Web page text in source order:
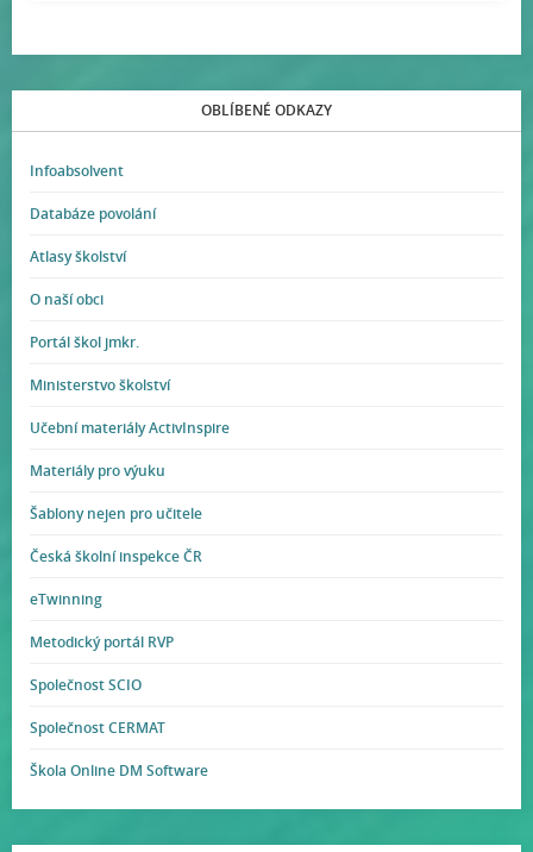
OBLÍBENÉ ODKAZY
Infoabsolvent
Databáze povolání
Atlasy školství
O naší obci
Portál škol jmkr.
Ministerstvo školství
Učební materiály ActivInspire
Materiály pro výuku
Šablony nejen pro učitele
Česká školní inspekce ČR
eTwinning
Metodický portál RVP
Společnost SCIO
Společnost CERMAT
Škola Online DM Software